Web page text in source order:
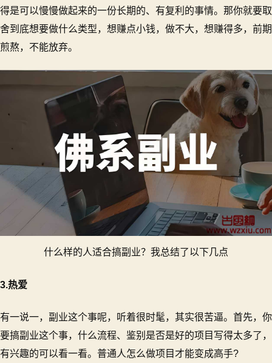
得是可以慢慢做起来的一份长期的、有复利的事情。那你就要取
舍到底想要做什么类型，想赚点小钱，做不大，想赚得多，前期
煎熬，不能放弃。
什么样的人适合搞副业？我总结了以下几点
3.热爱
有一说一，副业这个事呢，听着很时髦，其实很苦逼。首先，你
要搞副业这个事，什么流程、鉴别是否是好的项目写得太多了，
有兴趣的可以看一看。普通人怎么做项目才能变成高手?